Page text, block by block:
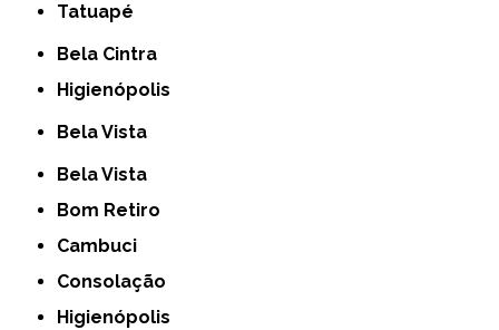
Tatuapé
Bela Cintra
Higienópolis
Bela Vista
Bela Vista
Bom Retiro
Cambuci
Consolação
Higienópolis